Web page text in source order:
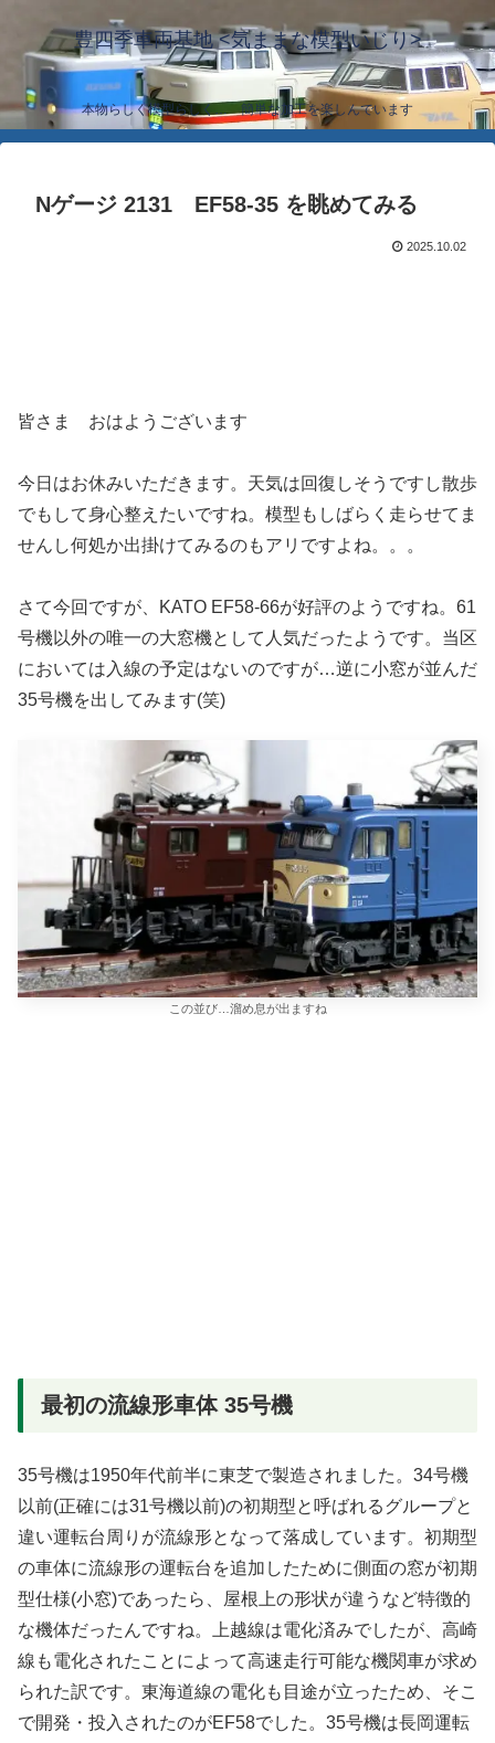
豊四季車両基地 <気ままな模型いじり>
本物らしく模型らしく… 簡単な加工を楽しんでいます
Nゲージ 2131 EF58-35 を眺めてみる
2025.10.02
皆さま おはようございます
今日はお休みいただきます。天気は回復しそうですし散歩
でもして身心整えたいですね。模型もしばらく走らせてま
せんし何処か出掛けてみるのもアリですよね。。。
さて今回ですが、KATO EF58‐66が好評のようですね。61
号機以外の唯一の大窓機として人気だったようです。当区
においては入線の予定はないのですが…逆に小窓が並んだ
35号機を出してみます(笑)
この並び…溜め息が出ますね
最初の流線形車体 35号機
35号機は1950年代前半に東芝で製造されました。34号機
以前(正確には31号機以前)の初期型と呼ばれるグループと
違い運転台周りが流線形となって落成しています。初期型
の車体に流線形の運転台を追加したために側面の窓が初期
型仕様(小窓)であったら、屋根上の形状が違うなど特徴的
な機体だったんですね。上越線は電化済みでしたが、高崎
線も電化されたことによって高速走行可能な機関車が求め
られた訳です。東海道線の電化も目途が立ったため、そこ
で開発・投入されたのがEF58でした。35号機は長岡運転